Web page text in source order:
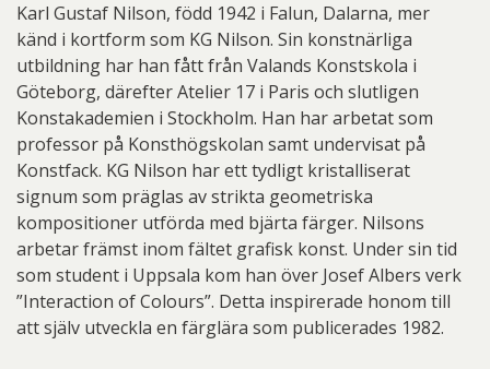
Karl Gustaf Nilson, född 1942 i Falun, Dalarna, mer
känd i kortform som KG Nilson. Sin konstnärliga
utbildning har han fått från Valands Konstskola i
Göteborg, därefter Atelier 17 i Paris och slutligen
Konstakademien i Stockholm. Han har arbetat som
professor på Konsthögskolan samt undervisat på
Konstfack. KG Nilson har ett tydligt kristalliserat
signum som präglas av strikta geometriska
kompositioner utförda med bjärta färger. Nilsons
arbetar främst inom fältet grafisk konst. Under sin tid
som student i Uppsala kom han över Josef Albers verk
”Interaction of Colours”. Detta inspirerade honom till
att själv utveckla en färglära som publicerades 1982.